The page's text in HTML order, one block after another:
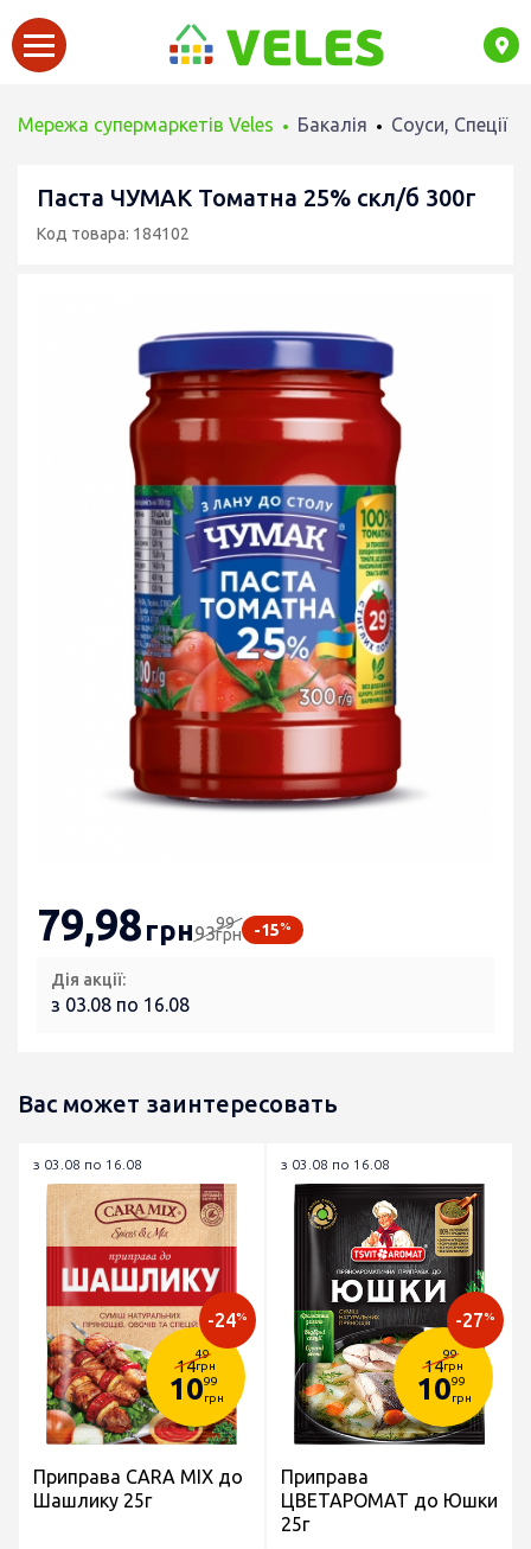
Мережа супермаркетів Veles Бакалія Соуси, Спеції
Паста ЧУМАК Томатна 25% скл/б 300г
Код товара: 184102
79,98грн9399
грн -15%
Дія акції:
з 03.08 по 16.08
Вас может заинтересовать
з 03.08 по 16.08
14
49
грн
1099
грн
-24%
Приправа CARA MIX до
Шашлику 25г
з 03.08 по 16.08
14
99
грн
1099
грн
-27%
Приправа
ЦВЕТАРОМАТ до Юшки
25г